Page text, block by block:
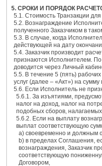
5. СРОКИ И ПОРЯДОК
5.1. Стоимость Транзакции
5.2. Вознаграждение
полученного Заказчиком в
5.3. В случае, когда
действующей на дату
5.4. Заказчик производит
признаются Исполнителем. По
доводится через Личный
5.5. В течение 5 (пять)
услуг (далее – «Акт») на
5.6. Если Исполнитель не
5.6.1. За изъятиями,
налог на доход, налог на
подобных сборов,
5.6.2. Если на выплату
выплат соответствующую
а) своевременно и должным
b) в пределах Соглашения,
вознаграждения, Заказчик
соответствующую
Договором,